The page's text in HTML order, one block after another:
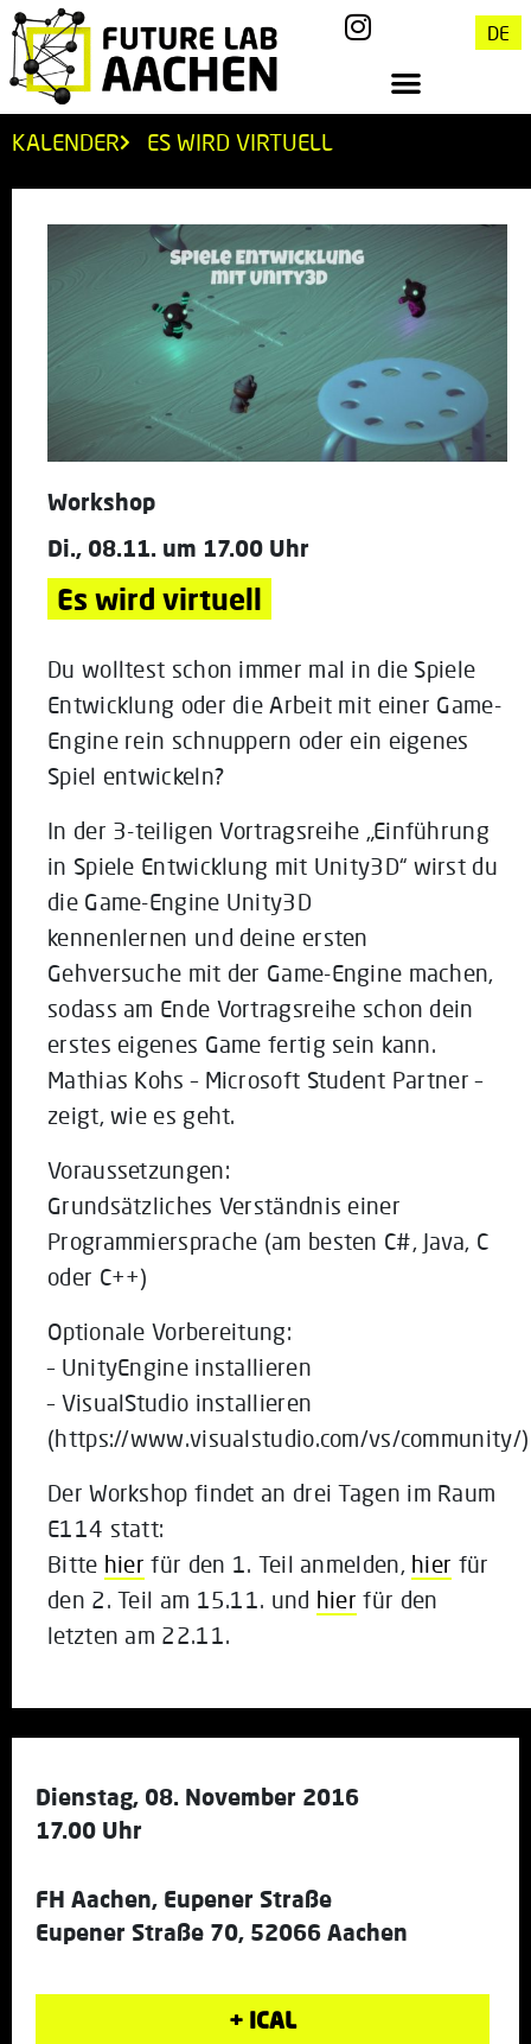
DE
KALENDER ES WIRD VIRTUELL
Workshop
Di., 08.11. um 17.00 Uhr
Es wird virtuell
Du wolltest schon immer mal in die Spiele
Entwicklung oder die Arbeit mit einer Game-
Engine rein schnuppern oder ein eigenes
Spiel entwickeln?
In der 3-teiligen Vortragsreihe „Einführung
in Spiele Entwicklung mit Unity3D“ wirst du
die Game-Engine Unity3D
kennenlernen und deine ersten
Gehversuche mit der Game-Engine machen,
sodass am Ende Vortragsreihe schon dein
erstes eigenes Game fertig sein kann.
Mathias Kohs – Microsoft Student Partner –
zeigt, wie es geht.
Voraussetzungen:
Grundsätzliches Verständnis einer
Programmiersprache (am besten C#, Java, C
oder C++)
Optionale Vorbereitung:
– UnityEngine installieren
– VisualStudio installieren
(https://www.visualstudio.com/vs/community/)
Der Workshop findet an drei Tagen im Raum
E114 statt:
Bitte hier für den 1. Teil anmelden, hier für
den 2. Teil am 15.11. und hier für den
letzten am 22.11.
Dienstag, 08. November 2016
17.00 Uhr
FH Aachen, Eupener Straße
Eupener Straße 70, 52066 Aachen
+ ICAL